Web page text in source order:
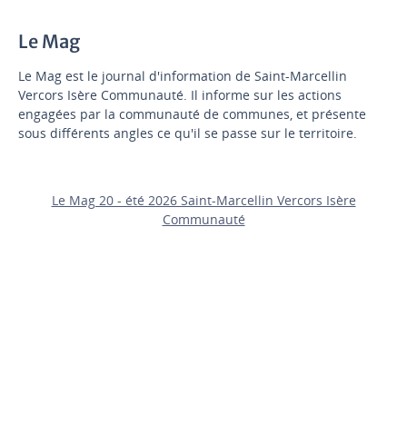
Le Mag
Le Mag est le journal d'information de Saint-Marcellin
Vercors Isère Communauté. Il informe sur les actions
engagées par la communauté de communes, et présente
sous différents angles ce qu'il se passe sur le territoire.
Le Mag 20 - été 2026 Saint-Marcellin Vercors Isère
Communauté